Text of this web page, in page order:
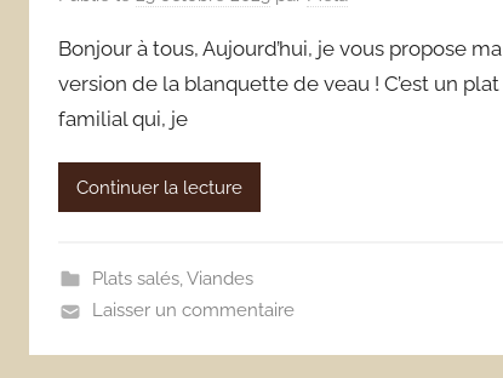
Bonjour à tous, Aujourd’hui, je vous propose ma
version de la blanquette de veau ! C’est un plat
familial qui, je
Continuer la lecture
Plats salés,Viandes
Laisser un commentaire